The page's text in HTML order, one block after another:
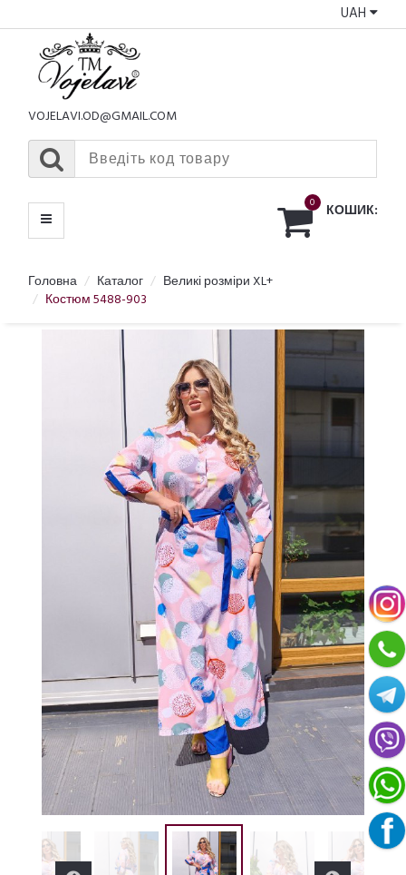
UAH
VOJELAVI.OD@GMAIL.COM
0 КОШИК:
МЕНЮ
Головна Каталог
Великі розміри XL+
Костюм 5488-903